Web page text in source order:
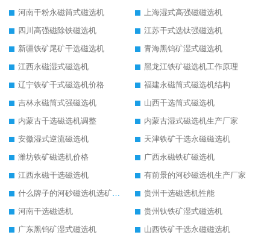
河南干粉永磁筒式磁选机
上海湿式高强磁磁选机
四川高强磁除铁磁选机
江苏干式选钛强磁选机
新疆铁矿尾矿干选磁选机
青海黑钨矿湿式磁选机
江西永磁湿式磁选机
黑龙江铁矿磁选机工作原理
辽宁铁矿干式磁选机价格
福建永磁筒式磁选机结构
吉林永磁筒式强磁选机
山西干选筒式磁选机
内蒙古干选磁选机调整
内蒙古湿式磁选机生产厂家
安徽湿式逆流磁选机
天津铁矿干选永磁磁选机
潍坊铁矿磁选机价格
广西永磁铁矿磁选机
江西永磁干选磁选机
有前景的河砂磁选机生产厂家
什么牌子的河砂磁选机选矿效果好
贵州干选磁选机性能
河南干选磁选机
贵州钛铁矿湿式磁选机
广东黑钨矿湿式磁选机
山西铁矿干选永磁磁选机